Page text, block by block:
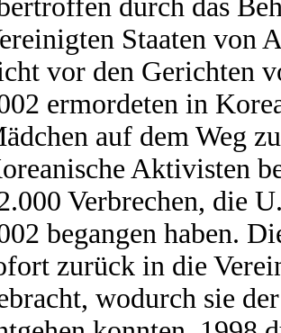
durch das
Staaten von
vor den Gerichten
ermordeten in
auf dem Weg
Aktivisten
Verbrechen, die
begangen haben.
zurück in die
wodurch sie